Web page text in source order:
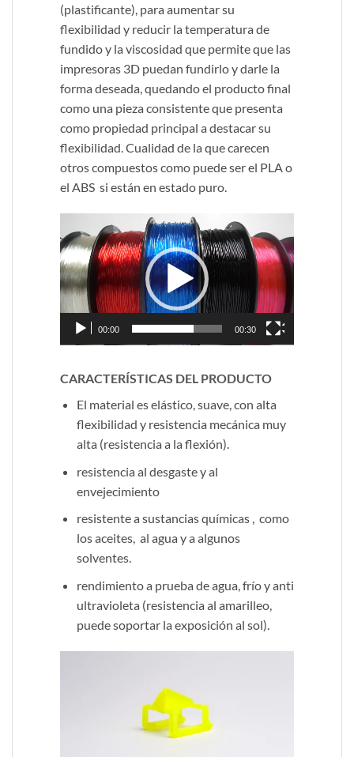
(plastificante), para aumentar su
flexibilidad y reducir la temperatura de
fundido y la viscosidad que permite que las
impresoras 3D puedan fundirlo y darle la
forma deseada, quedando el producto final
como una pieza consistente que presenta
como propiedad principal a destacar su
flexibilidad. Cualidad de la que carecen
otros compuestos como puede ser el PLA o
el ABS si están en estado puro.
Reproductor
de
vídeo
00:00 00:30
CARACTERÍSTICAS DEL PRODUCTO
El material es elástico, suave, con alta
flexibilidad y resistencia mecánica muy
alta (resistencia a la flexión).
resistencia al desgaste y al
envejecimiento
resistente a sustancias químicas , como
los aceites, al agua y a algunos
solventes.
rendimiento a prueba de agua, frío y anti
ultravioleta (resistencia al amarilleo,
puede soportar la exposición al sol).